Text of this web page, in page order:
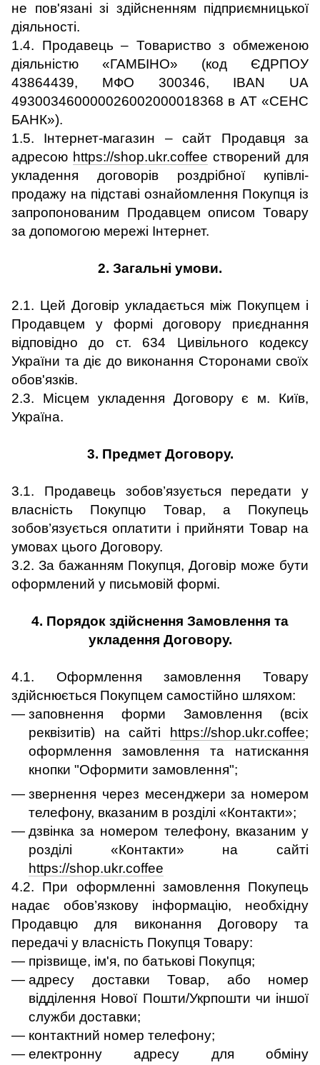
не пов'язані зі здійсненням підприємницької
діяльності.
1.4. Продавець – Товариство з обмеженою
діяльністю «ГАМБІНО» (код ЄДРПОУ
43864439, МФО 300346, IBAN UA
493003460000026002000018368 в АТ «СЕНС
БАНК»).
1.5. Інтернет-магазин – сайт Продавця за
адресою https://shop.ukr.coffee створений для
укладення договорів роздрібної купівлі-
продажу на підставі ознайомлення Покупця із
запропонованим Продавцем описом Товару
за допомогою мережі Інтернет.
2. Загальні умови.
2.1. Цей Договір укладається між Покупцем і
Продавцем у формі договору приєднання
відповідно до ст. 634 Цивільного кодексу
України та діє до виконання Сторонами своїх
обов'язків.
2.3. Місцем укладення Договору є м. Київ,
Україна.
3. Предмет Договору.
3.1. Продавець зобов’язується передати у
власність Покупцю Товар, а Покупець
зобов’язується оплатити і прийняти Товар на
умовах цього Договору.
3.2. За бажанням Покупця, Договір може бути
оформлений у письмовій формі.
4. Порядок здійснення Замовлення та
укладення Договору.
4.1. Оформлення замовлення Товару
здійснюється Покупцем самостійно шляхом:
заповнення форми Замовлення (всіх
реквізитів) на сайті
https://shop.ukr.coffee;
оформлення замовлення та натискання
кнопки "Оформити замовлення";
звернення через месенджери за номером
телефону, вказаним в розділі «Контакти»;
дзвінка за номером телефону, вказаним у
розділі «Контакти» на сайті
https://shop.ukr.coffee
4.2. При оформленні замовлення Покупець
надає обов’язкову інформацію, необхідну
Продавцю для виконання Договору та
передачі у власність Покупця Товару:
прізвище, ім'я, по батькові Покупця;
адресу доставки Товар, або номер
відділення Нової Пошти/Укрпошти чи іншої
служби доставки;
контактний номер телефону;
електронну адресу для обміну